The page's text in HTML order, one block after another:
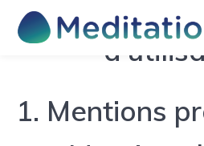
Conditions
1. Mentions